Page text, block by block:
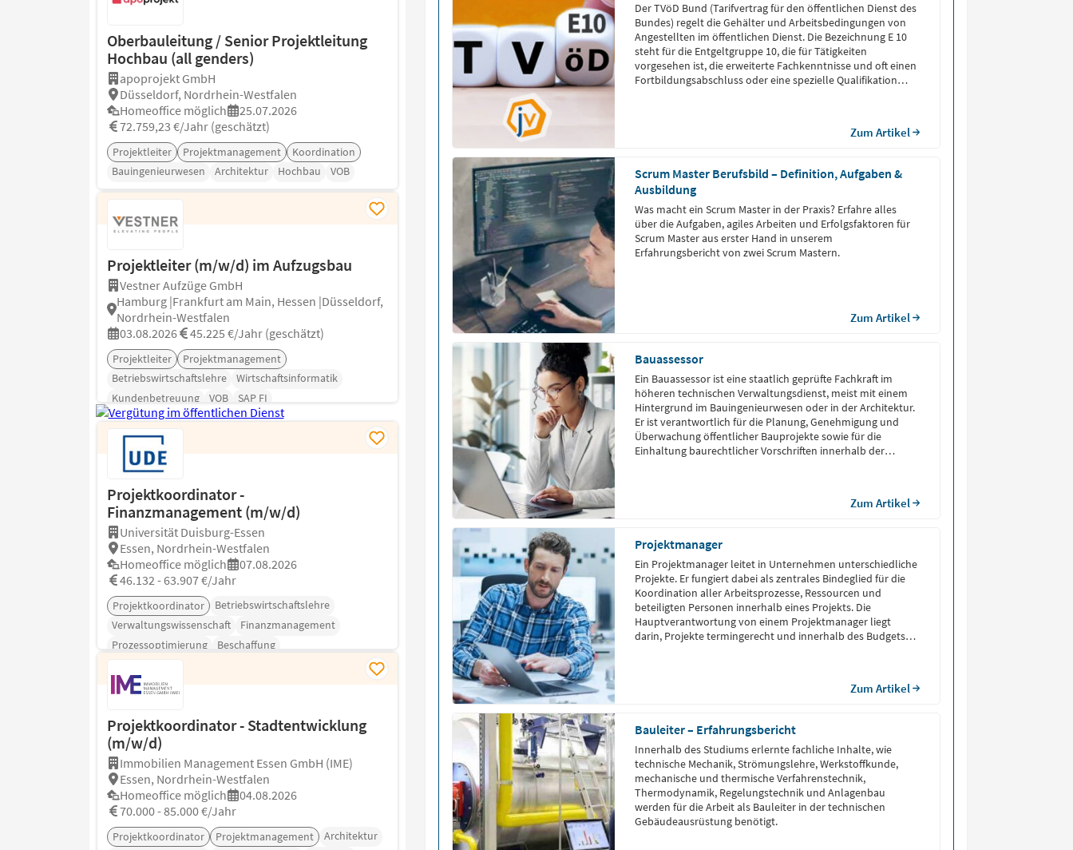
Oberbauleitung / Senior Projektleitung
Hochbau (all genders)
apoprojekt GmbH
Düsseldorf, Nordrhein-Westfalen
Homeoffice möglich
25.07.2026
72.759,23 €/Jahr (geschätzt)
Projektleiter Projektmanagement
Koordination
Bauingenieurwesen
Architektur Hochbau VOB
Projektleiter (m/w/d) im Aufzugsbau
Vestner Aufzüge GmbH
Hamburg |Frankfurt am Main, Hessen |Düsseldorf,
Nordrhein-Westfalen
03.08.2026
45.225 €/Jahr (geschätzt)
Projektleiter
Projektmanagement
Betriebswirtschaftslehre
Wirtschaftsinformatik
Kundenbetreuung
VOB SAP FI
Projektkoordinator -
Finanzmanagement (m/w/d)
Universität Duisburg-Essen
Essen, Nordrhein-Westfalen
Homeoffice möglich
07.08.2026
46.132 - 63.907 €/Jahr
Projektkoordinator
Betriebswirtschaftslehre
Verwaltungswissenschaft
Finanzmanagement
Prozessoptimierung
Beschaffung
Projektkoordinator - Stadtentwicklung
(m/w/d)
Immobilien Management Essen GmbH (IME)
Essen, Nordrhein-Westfalen
Homeoffice möglich
04.08.2026
70.000 - 85.000 €/Jahr
Projektkoordinator Projektmanagement
Architektur
Der TVöD Bund (Tarifvertrag für den öffentlichen Dienst des
Bundes) regelt die Gehälter und Arbeitsbedingungen von
Angestellten im öffentlichen Dienst. Die Bezeichnung E 10
steht für die Entgeltgruppe 10, die für Tätigkeiten
vorgesehen ist, die erweiterte Fachkenntnisse und oft einen
Fortbildungsabschluss oder eine spezielle Qualifikation
Zum Artikel
Scrum Master Berufsbild – Definition, Aufgaben &
Ausbildung
Was macht ein Scrum Master in der Praxis? Erfahre alles
über die Aufgaben, agiles Arbeiten und Erfolgsfaktoren für
Scrum Master aus erster Hand in unserem
Erfahrungsbericht von zwei Scrum Mastern.
Zum Artikel
Bauassessor
Ein Bauassessor ist eine staatlich geprüfte Fachkraft im
höheren technischen Verwaltungsdienst, meist mit einem
Hintergrund im Bauingenieurwesen oder in der Architektur.
Er ist verantwortlich für die Planung, Genehmigung und
Überwachung öffentlicher Bauprojekte sowie für die
Einhaltung baurechtlicher Vorschriften innerhalb der
Zum Artikel
Projektmanager
Ein Projektmanager leitet in Unternehmen unterschiedliche
Projekte. Er fungiert dabei als zentrales Bindeglied für die
Koordination aller Arbeitsprozesse, Ressourcen und
beteiligten Personen innerhalb eines Projekts. Die
Hauptverantwortung von einem Projektmanager liegt
darin, Projekte termingerecht und innerhalb des Budgets
Zum Artikel
Bauleiter – Erfahrungsbericht
Innerhalb des Studiums erlernte fachliche Inhalte, wie
technische Mechanik, Strömungslehre, Werkstoffkunde,
mechanische und thermische Verfahrenstechnik,
Thermodynamik, Regelungstechnik und Anlagenbau
werden für die Arbeit als Bauleiter in der technischen
Gebäudeausrüstung benötigt.